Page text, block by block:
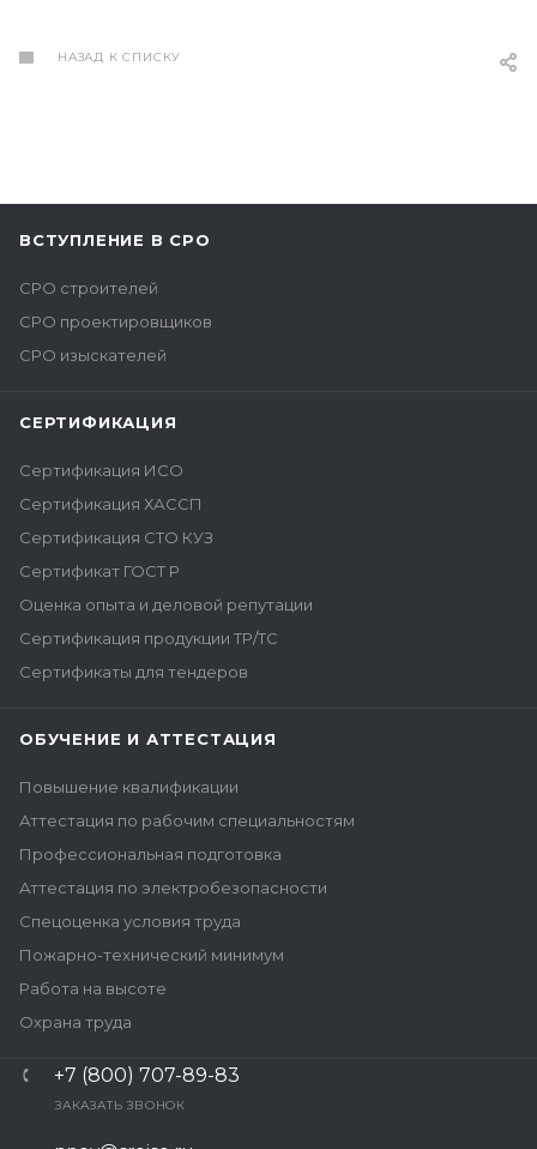
НАЗАД К СПИСКУ
ВСТУПЛЕНИЕ В СРО
СРО строителей
СРО проектировщиков
СРО изыскателей
СЕРТИФИКАЦИЯ
Сертификация ИСО
Сертификация ХАССП
Сертификация СТО КУЗ
Сертификат ГОСТ Р
Оценка опыта и деловой репутации
Сертификация продукции ТР/ТС
Сертификаты для тендеров
ОБУЧЕНИЕ И АТТЕСТАЦИЯ
Повышение квалификации
Аттестация по рабочим специальностям
Профессиональная подготовка
Аттестация по электробезопасности
Спецоценка условия труда
Пожарно-технический минимум
Работа на высоте
Охрана труда
+7 (800) 707-89-83
ЗАКАЗАТЬ ЗВОНОК